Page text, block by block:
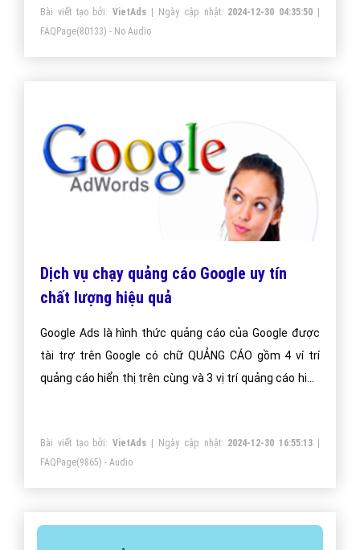
Bài viết tạo bởi:VietAds | Ngày cập nhật: 2024-12-30 04:35:50
FAQPage(80133) - No Audio
Dịch vụ chạy quảng cáo Google uy tín
chất lượng hiệu quả
Google Ads là hình thức quảng cáo của Google được
tài trợ trên Google có chữ QUẢNG CÁO gồm 4 ví trí
quảng cáo hiển thị trên cùng và 3 vị trí quảng cáo hiển
Bài viết tạo bởi:VietAds | Ngày cập nhật: 2024-12-30 16:55:13
FAQPage(9865) - Audio